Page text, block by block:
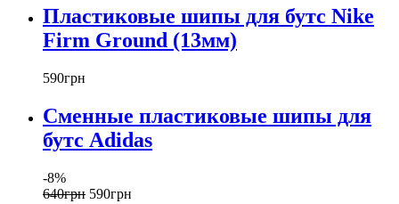
Пластиковые шипы для бутс Nike
Firm Ground (13мм)
590грн
Сменные пластиковые шипы для
бутс Adidas
-8%
640грн 590грн